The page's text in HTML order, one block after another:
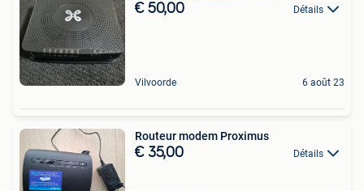
€ 50,00 Détails
Vilvoorde 6 août 23
Routeur modem Proximus
€ 35,00 Détails